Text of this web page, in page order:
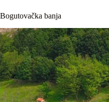
Bogutovačka banja